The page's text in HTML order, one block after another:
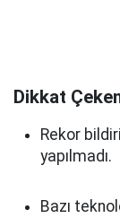
Dikkat
Rekor
yapılmadı.
Bazı